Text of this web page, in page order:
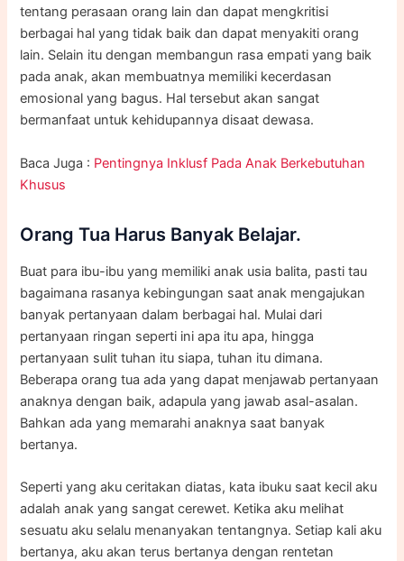
tentang perasaan orang lain dan dapat mengkritisi
berbagai hal yang tidak baik dan dapat menyakiti orang
lain. Selain itu dengan membangun rasa empati yang baik
pada anak, akan membuatnya memiliki kecerdasan
emosional yang bagus. Hal tersebut akan sangat
bermanfaat untuk kehidupannya disaat dewasa.
Baca Juga : Pentingnya Inklusf Pada Anak Berkebutuhan
Khusus
Orang Tua Harus Banyak Belajar.
Buat para ibu-ibu yang memiliki anak usia balita, pasti tau
bagaimana rasanya kebingungan saat anak mengajukan
banyak pertanyaan dalam berbagai hal. Mulai dari
pertanyaan ringan seperti ini apa itu apa, hingga
pertanyaan sulit tuhan itu siapa, tuhan itu dimana.
Beberapa orang tua ada yang dapat menjawab pertanyaan
anaknya dengan baik, adapula yang jawab asal-asalan.
Bahkan ada yang memarahi anaknya saat banyak
bertanya.
Seperti yang aku ceritakan diatas, kata ibuku saat kecil aku
adalah anak yang sangat cerewet. Ketika aku melihat
sesuatu aku selalu menanyakan tentangnya. Setiap kali aku
bertanya, aku akan terus bertanya dengan rentetan